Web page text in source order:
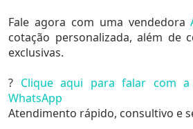
Fale agora com uma vendedora
cotação personalizada, além de
exclusivas.
? Clique aqui para falar com
WhatsApp
Atendimento rápido, consultivo e